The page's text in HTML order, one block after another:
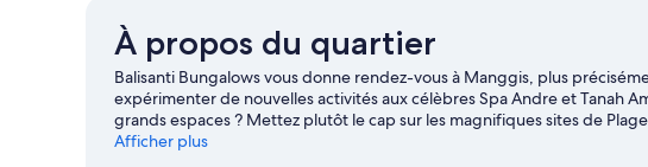
À propos du quartier
Balisanti Bungalows vous donne rendez-vous à Manggis, plus
expérimenter de nouvelles activités aux célèbres Spa Andre et Tanah
grands espaces ? Mettez plutôt le cap sur les magnifiques sites de
débordent d'activités à pratiquer dans ou au bord de l'eau, comme le
Afficher plus